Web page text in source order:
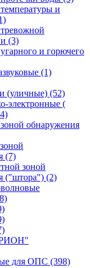
и
(3)
и горючего
(1)
(уличные) (52)
электронные (
обнаружения
(7)
зоной
("штора") (2)
для ОПС (398)